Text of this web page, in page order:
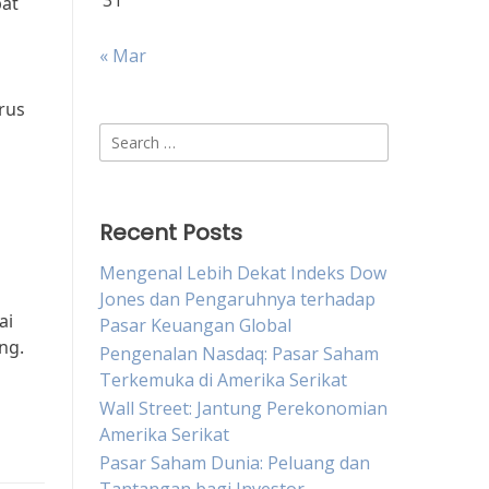
« Mar
Search
for:
Recent Posts
Mengenal Lebih Dekat Indeks Dow
Jones dan Pengaruhnya terhadap
Pasar Keuangan Global
Pengenalan Nasdaq: Pasar Saham
Terkemuka di Amerika Serikat
Wall Street: Jantung Perekonomian
Amerika Serikat
Pasar Saham Dunia: Peluang dan